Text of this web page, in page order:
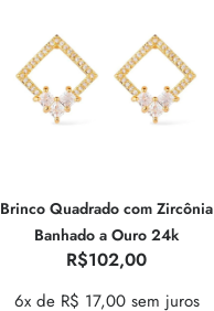
Brinco Quadrado com Zircônia
Banhado a Ouro 24k
R$102,00
6x de R$ 17,00 sem juros